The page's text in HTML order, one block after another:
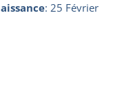
: 25 Février